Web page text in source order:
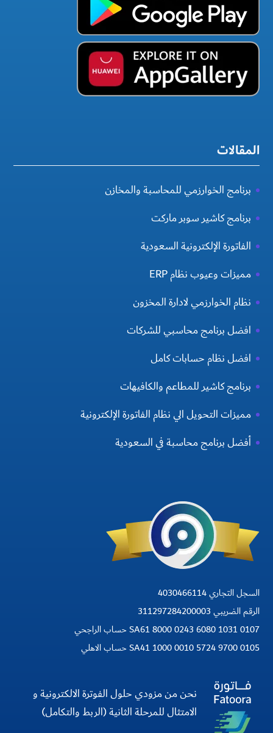
المقالات
برنامج الخوارزمي للمحاسبة والمخازن
برنامج كاشير سوبر ماركت
الفاتورة الإلكترونية السعودية
مميزات وعيوب نظام ERP
نظام الخوارزمي لادارة المخزون
افضل برنامج محاسبي للشركات
افضل نظام حسابات كامل
برنامج كاشير للمطاعم والكافيهات
مميزات التحويل الي نظام الفاتورة الإلكترونية
أفضل برنامج محاسبة في السعودية
السجل التجاري 4030466114
الرقم الضريبي 311297284200003
SA61 8000 0243 6080 1031 0107 حساب الراجحي
SA41 1000 0010 5724 9700 0105 حساب الاهلي
نحن من مزودي حلول الفوترة الالكترونية و
الامتثال للمرحلة الثانية (الربط والتكامل)